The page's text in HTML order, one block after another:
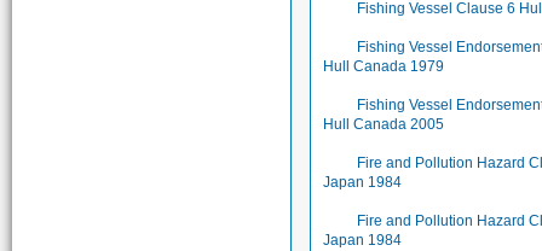
Fishing Vessel Clause 6
Fishing Vessel
Hull Canada 1979
Fishing Vessel
Hull Canada 2005
Fire and Pollution Hazard
Japan 1984
Fire and Pollution Hazard
Japan 1984